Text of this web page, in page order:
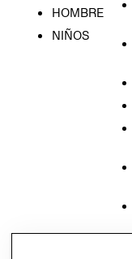
HOMBRE
NIÑOS